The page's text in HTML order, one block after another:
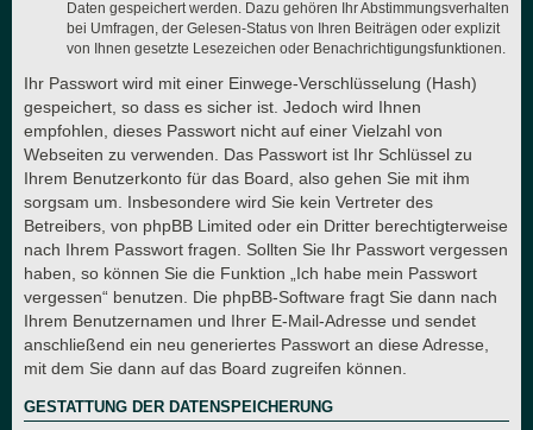
Daten gespeichert werden. Dazu gehören Ihr Abstimmungsverhalten
bei Umfragen, der Gelesen-Status von Ihren Beiträgen oder explizit
von Ihnen gesetzte Lesezeichen oder Benachrichtigungsfunktionen.
Ihr Passwort wird mit einer Einwege-Verschlüsselung (Hash)
gespeichert, so dass es sicher ist. Jedoch wird Ihnen
empfohlen, dieses Passwort nicht auf einer Vielzahl von
Webseiten zu verwenden. Das Passwort ist Ihr Schlüssel zu
Ihrem Benutzerkonto für das Board, also gehen Sie mit ihm
sorgsam um. Insbesondere wird Sie kein Vertreter des
Betreibers, von phpBB Limited oder ein Dritter berechtigterweise
nach Ihrem Passwort fragen. Sollten Sie Ihr Passwort vergessen
haben, so können Sie die Funktion „Ich habe mein Passwort
vergessen“ benutzen. Die phpBB-Software fragt Sie dann nach
Ihrem Benutzernamen und Ihrer E-Mail-Adresse und sendet
anschließend ein neu generiertes Passwort an diese Adresse,
mit dem Sie dann auf das Board zugreifen können.
GESTATTUNG DER DATENSPEICHERUNG